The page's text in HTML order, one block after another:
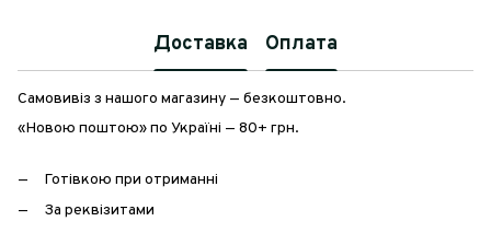
Доставка Оплата
Самовивіз з нашого магазину — безкоштовно.
«Новою поштою» по Україні — 80+ грн.
Готівкою при отриманні
За реквізитами